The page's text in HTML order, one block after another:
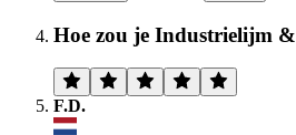
Hoe zou je Industrielijm
F.D.